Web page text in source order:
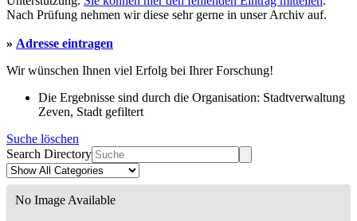
Nach Prüfung nehmen wir diese sehr gerne in unser Archiv auf.
» Adresse eintragen
Wir wünschen Ihnen viel Erfolg bei Ihrer Forschung!
Die Ergebnisse sind durch die Organisation: Stadtverwaltung
Zeven, Stadt gefiltert
Suche löschen
Search Directory
No Image Available